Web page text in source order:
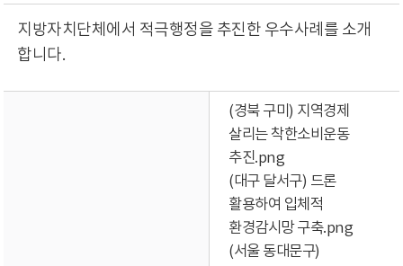
지방자치단체에서 적극행정을 추진한 우수사례를 소개
합니다.
(경북 구미) 지역경제
살리는 착한소비운동
추진.png
(대구 달서구) 드론
활용하여 입체적
환경감시망 구축.png
(서울 동대문구)